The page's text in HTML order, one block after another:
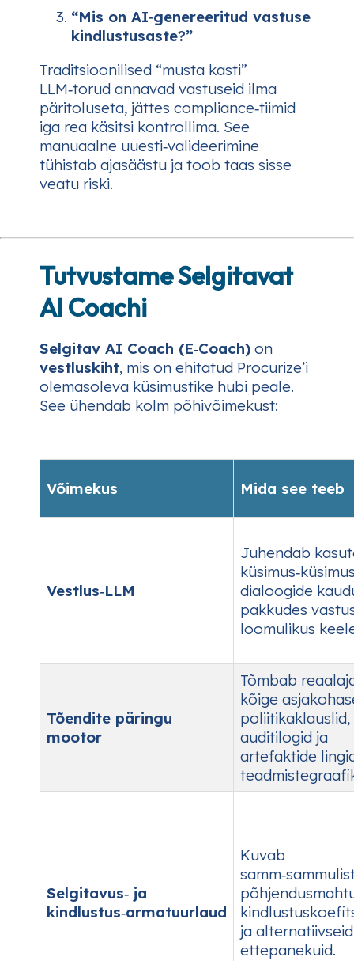
“Mis on AI‑genereeritud vastuse
kindlustusaste?”
Traditsioonilised “musta kasti”
LLM‑torud annavad vastuseid ilma
päritoluseta, jättes compliance‑tiimid
iga rea käsitsi kontrollima. See
manuaalne uuesti‑valideerimine
tühistab ajasäästu ja toob taas sisse
veatu riski.
Tutvustame Selgitavat
AI Coachi
Selgitav AI Coach (E‑Coach) on
vestluskiht, mis on ehitatud Procurize’i
olemasoleva küsimustike hubi peale.
See ühendab kolm põhivõimekust:
Võimekus Mida see teeb
Vestlus‑LLM
Juhendab
dialoogide
pakkudes
loomulikus
Tõendite päringu
mootor
Tõmbab
kõige
poliitikaklauslid,
auditilogid ja
artefaktide
Selgitavus‑ ja
kindlustus‑armatuurlaud
Kuvab
ja alternatiivseid
ettepanekuid.